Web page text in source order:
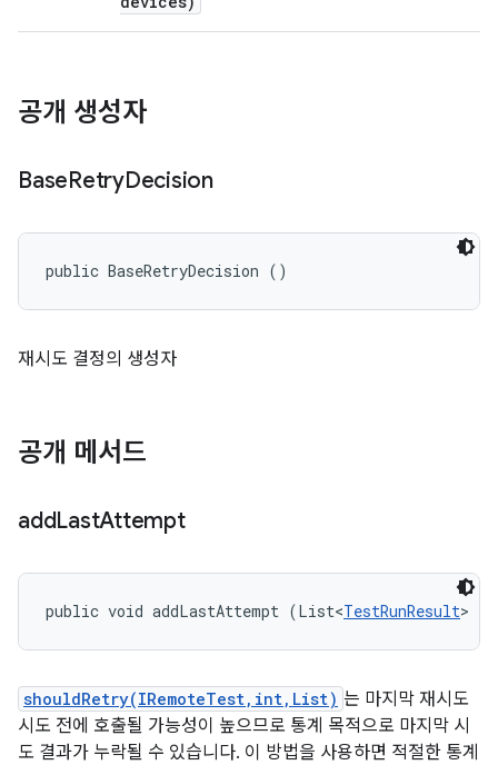
공개 생성자
BaseRetryDecision
public BaseRetryDecision ()
재시도 결정의 생성자
공개 메서드
addLastAttempt
public void addLastAttempt (List<TestRunResult>
shouldRetry(IRemoteTest,int,List) 는 마지막 재시도
시도 전에 호출될 가능성이 높으므로 통계 목적으로 마지막 시
도 결과가 누락될 수 있습니다. 이 방법을 사용하면 적절한 통계